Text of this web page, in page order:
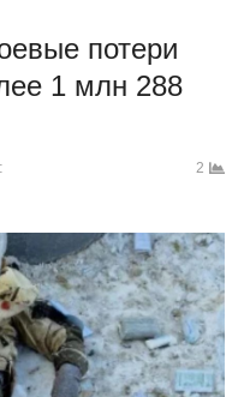
потери
1 млн 288
2